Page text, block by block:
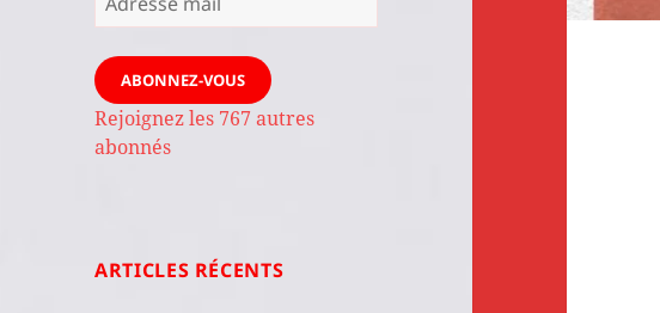
mail
ABONNEZ-VOUS
Rejoignez les 767 autres
abonnés
ARTICLES RÉCENTS